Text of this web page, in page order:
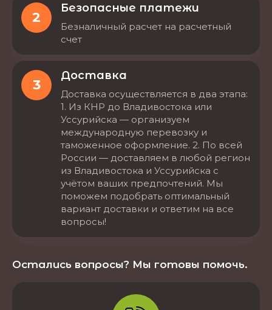
2
Безопасные платежи
Безналичный расчет на расчетный
счет
3
Доставка
Доставка осуществляется в два этапа:
1. Из КНР до Владивостока или
Уссурийска — организуем
международную перевозку и
таможенное оформление. 2. По всей
России — доставляем в любой регион
из Владивостока и Уссурийска с
учётом ваших предпочтений. Мы
поможем подобрать оптимальный
вариант доставки и ответим на все
вопросы!
Остались вопросы? Мы готовы помочь.